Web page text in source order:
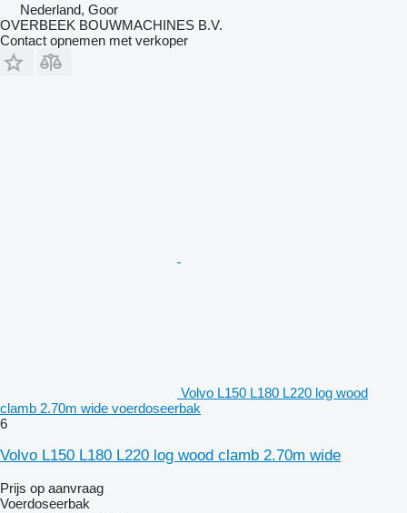
Nederland, Goor
OVERBEEK BOUWMACHINES B.V.
Contact opnemen met verkoper
Volvo L150 L180 L220 log wood
clamb 2.70m wide voerdoseerbak
6
Volvo L150 L180 L220 log wood clamb 2.70m wide
Prijs op aanvraag
Voerdoseerbak